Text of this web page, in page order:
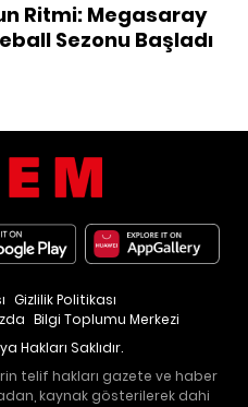
Ritmi: Megasaray
Sezonu Başladı
Bilgi Toplumu Merkezi
Gizlilik Politikası
Hakları Saklıdır.
telif hakları gazete ve haber
kaynak gösterilerek dahi